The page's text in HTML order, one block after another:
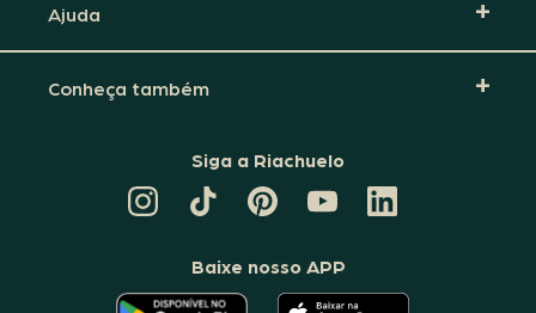
Ajuda
Conheça também
Siga a Riachuelo
TIKTOK
DA
PINTEREST
DA
CANAL
DA
RIACHUELO
LINKEDIN
DA
Baixe nosso APP
O O